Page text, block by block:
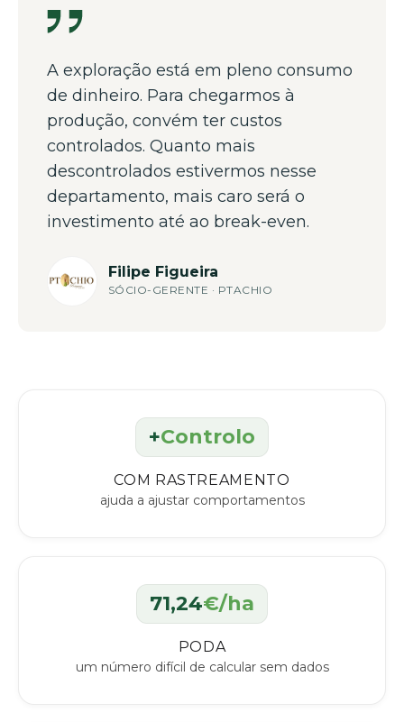
A exploração está em pleno consumo
de dinheiro. Para chegarmos à
produção, convém ter custos
controlados. Quanto mais
descontrolados estivermos nesse
departamento, mais caro será o
investimento até ao break-even.
Filipe Figueira
SÓCIO-GERENTE · PTACHIO
+Controlo
COM RASTREAMENTO
ajuda a ajustar comportamentos
71,24€/ha
PODA
um número difícil de calcular sem dados